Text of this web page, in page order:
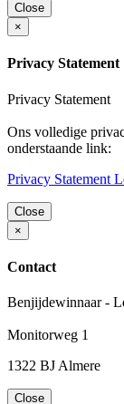
Close
×
Privacy Statement
Privacy Statement
Ons volledige
onderstaande link:
Privacy Statement
Close
×
Contact
Benjijdewinnaar -
Monitorweg 1
1322 BJ Almere
Close